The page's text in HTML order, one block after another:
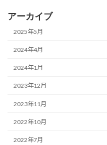
アーカイブ
2025年5月
2024年4月
2024年1月
2023年12月
2023年11月
2022年10月
2022年7月